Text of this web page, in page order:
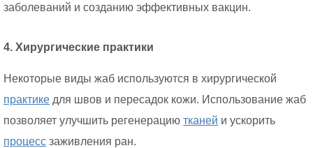
заболеваний и созданию эффективных вакцин.
4. Хирургические практики
Некоторые виды жаб используются в хирургической
практике для швов и пересадок кожи. Использование жаб
позволяет улучшить регенерацию тканей и ускорить
процесс заживления ран.